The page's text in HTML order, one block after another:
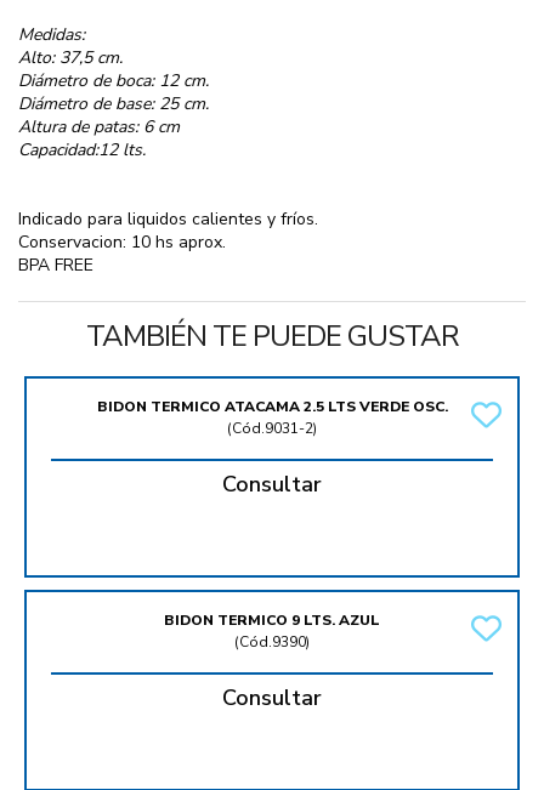
Medidas:
Alto: 37,5 cm.
Diámetro de boca: 12 cm.
Diámetro de base: 25 cm.
Altura de patas: 6 cm
Capacidad:12 lts.
Indicado para liquidos calientes y fríos.
Conservacion: 10 hs aprox.
BPA FREE
TAMBIÉN TE PUEDE GUSTAR
BIDON TERMICO ATACAMA 2.5 LTS VERDE OSC.
(Cód.9031-2)
Consultar
BIDON TERMICO 9 LTS. AZUL
(Cód.9390)
Consultar